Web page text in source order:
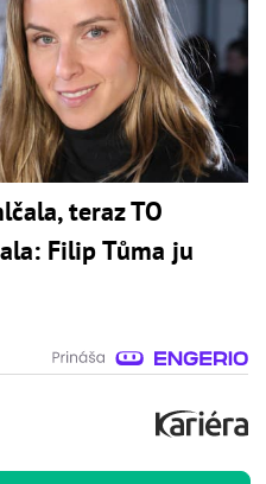
teraz TO
Filip Tůma ju